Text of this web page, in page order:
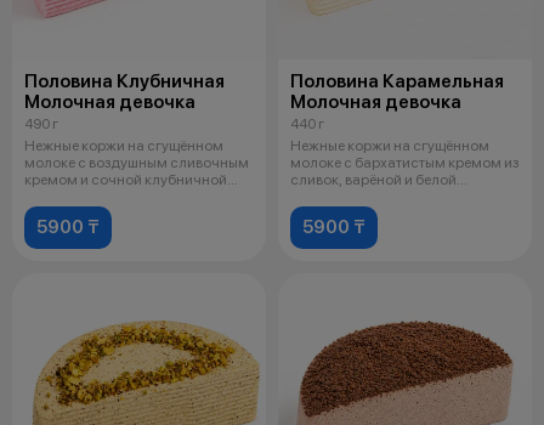
Половина Клубничная
Молочная девочка
490 г
Нежные коржи на сгущённом
молоке с воздушным сливочным
кремом и сочной клубничной
5900 ₸
Половина Карамельная
Молочная девочка
440 г
Нежные коржи на сгущённом
молоке с бархатистым кремом из
сливок, варёной и белой
5900 ₸